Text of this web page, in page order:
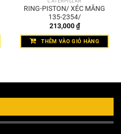
RING-PISTON/ XÉC MĂNG
135-2354/
213,000₫
THÊM VÀO GIỎ HÀNG